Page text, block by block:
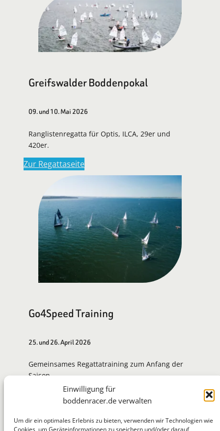
Einwilligung für
boddenracer.de verwalten
Um dir ein optimales Erlebnis zu bieten, verwenden wir Technologien wie
Cookies, um Geräteinformationen zu speichern und/oder darauf
Greifswalder Boddenpokal
09. und 10. Mai 2026
Ranglistenregatta für Optis, ILCA, 29er und
420er.
Zur Regattaseite
Go4Speed Training
25. und 26. April 2026
Gemeinsames Regattatraining zum Anfang der
Saison.
Zur Eventseite